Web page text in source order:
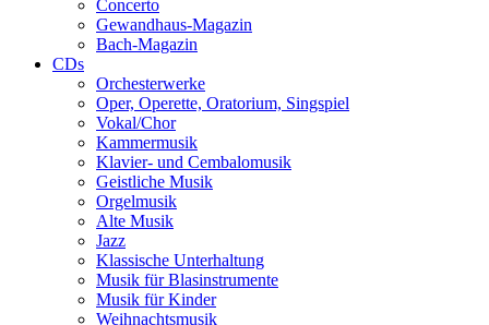
Concerto
Gewandhaus-Magazin
Bach-Magazin
CDs
Orchesterwerke
Oper, Operette, Oratorium, Singspiel
Vokal/Chor
Kammermusik
Klavier- und Cembalomusik
Geistliche Musik
Orgelmusik
Alte Musik
Jazz
Klassische Unterhaltung
Musik für Blasinstrumente
Musik für Kinder
Weihnachtsmusik